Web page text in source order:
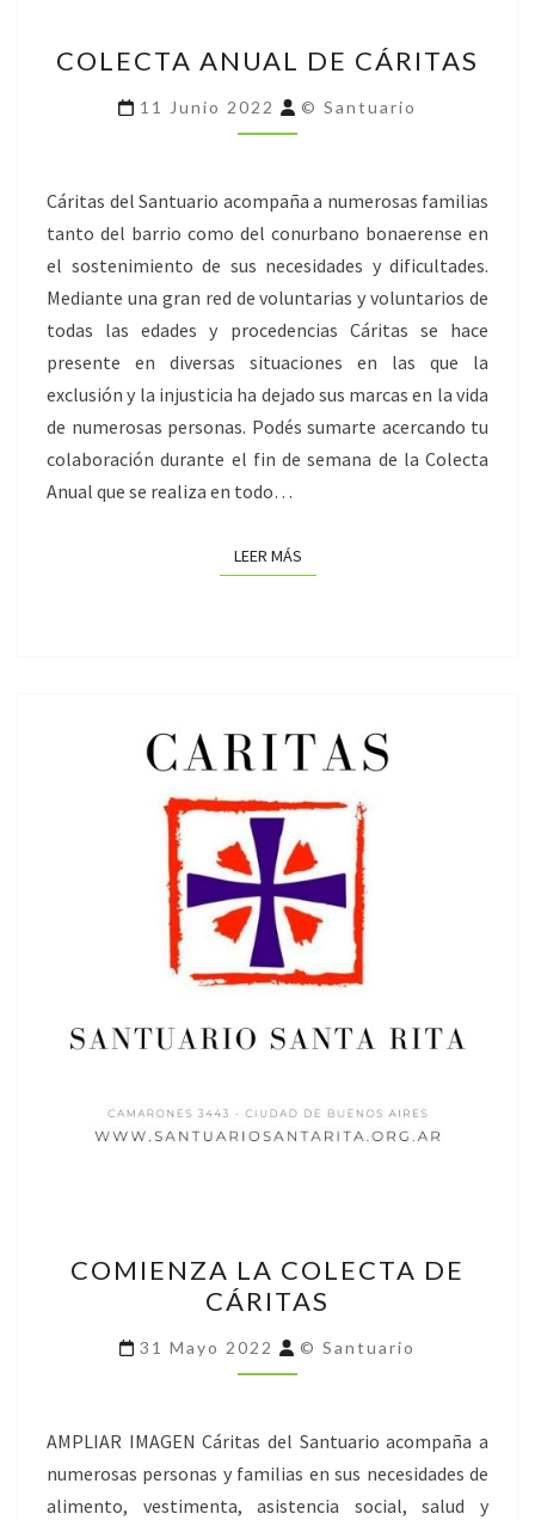
ANUAL
DE
CÁRITAS
COLECTA ANUAL DE CÁRITAS
11 Junio 2022 © Santuario
Cáritas del Santuario acompaña a numerosas familias
tanto del barrio como del conurbano bonaerense en
el sostenimiento de sus necesidades y dificultades.
Mediante una gran red de voluntarias y voluntarios de
todas las edades y procedencias Cáritas se hace
presente en diversas situaciones en las que la
exclusión y la injusticia ha dejado sus marcas en la vida
de numerosas personas. Podés sumarte acercando tu
colaboración durante el fin de semana de la Colecta
Anual que se realiza en todo…
LEER MÁSLEER MÁS
LA
COLECTA
DE
CÁRITAS
COMIENZA LA COLECTA DE
CÁRITAS
31 Mayo 2022 © Santuario
AMPLIAR IMAGEN Cáritas del Santuario acompaña a
numerosas personas y familias en sus necesidades de
alimento, vestimenta, asistencia social, salud y